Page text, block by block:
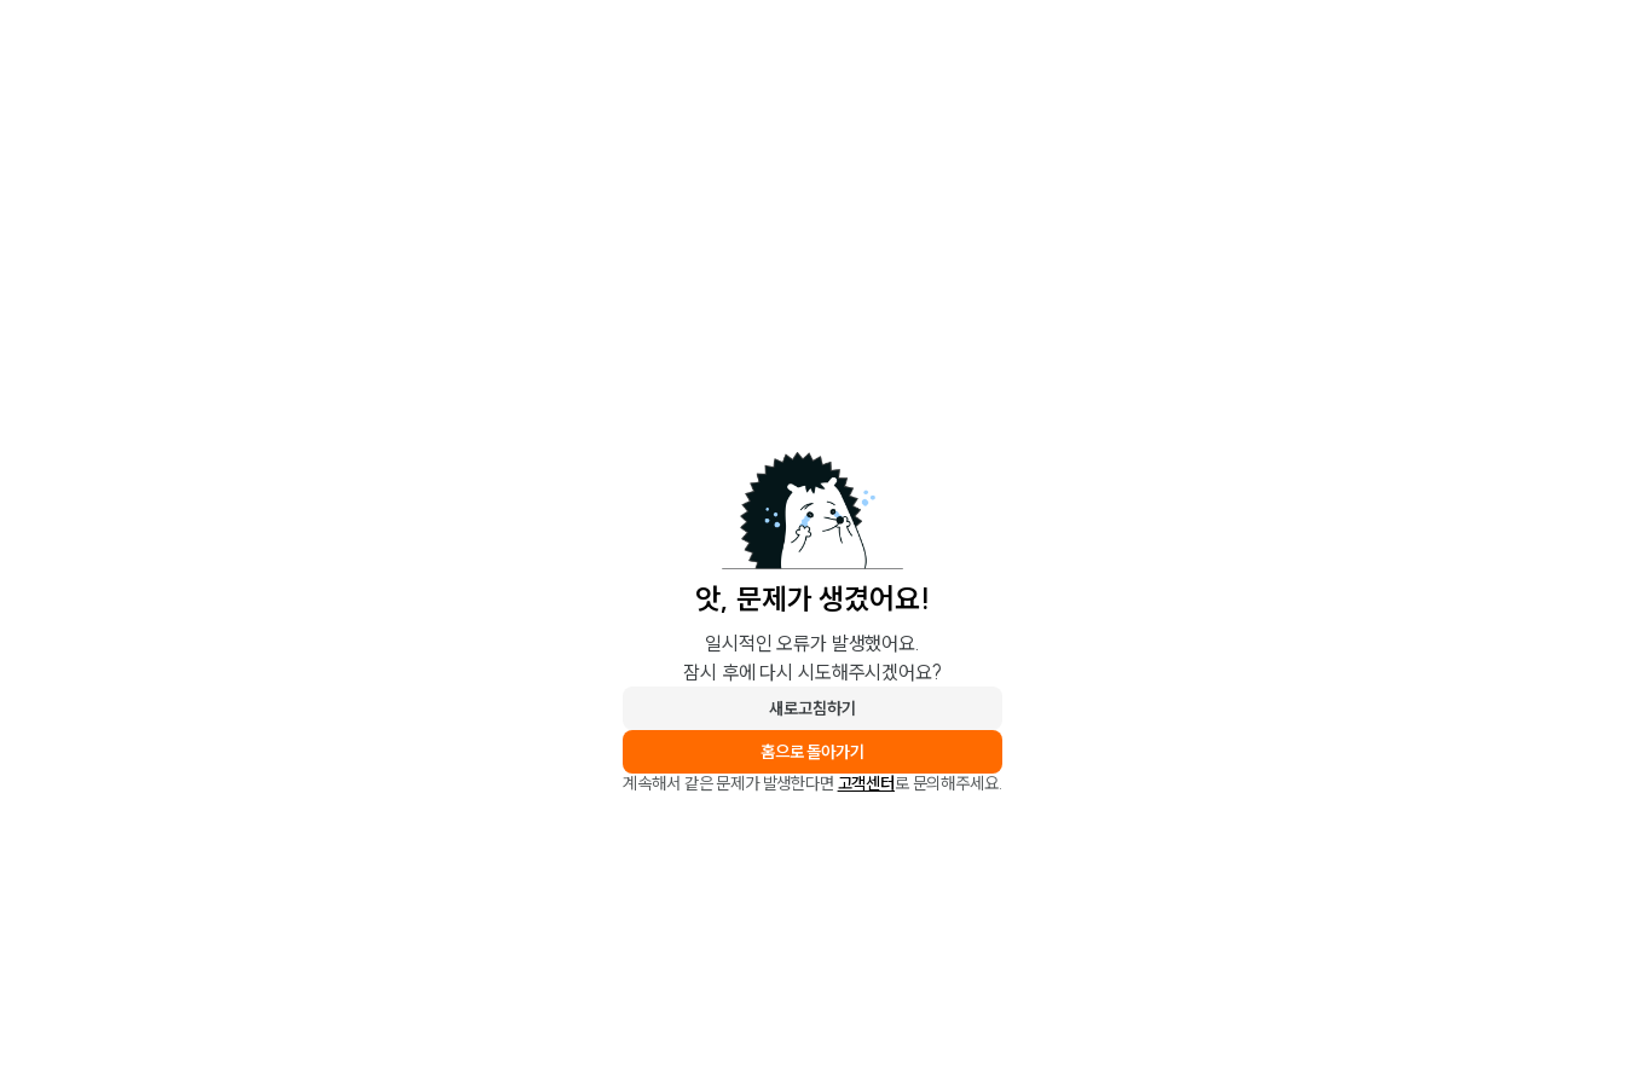
앗, 문제가 생겼어요!
일시적인 오류가 발생했어요.
잠시 후에 다시 시도해주시겠어요?
새로고침하기
홈으로 돌아가기
계속해서 같은 문제가 발생한다면 고객센터로 문의해주세요.